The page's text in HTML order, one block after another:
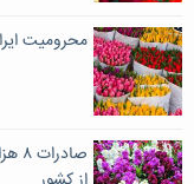
محرومیت